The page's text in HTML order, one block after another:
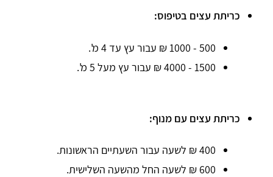
כריתת עצים בטיפוס:
500 - 1000 ₪ עבור עץ עד 4 מ'.
1500 - 4000 ₪ עבור עץ מעל 5 מ'.
כריתת עצים עם מנוף:
400 ₪ לשעה עבור השעתיים הראשונות.
600 ₪ לשעה החל מהשעה השלישית.